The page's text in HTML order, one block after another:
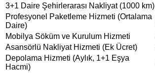
3+1 Daire Şehirlerarası Nakliyat (1000 km)
Profesyonel Paketleme Hizmeti (Ortalama
Daire)
Mobilya Söküm ve Kurulum Hizmeti
Asansörlü Nakliyat Hizmeti (Ek Ücret)
Depolama Hizmeti (Aylık, 1+1 Eşya
Hacmi)